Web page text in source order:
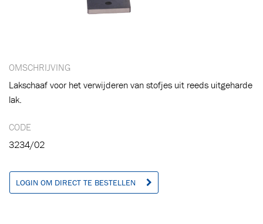
OMSCHRIJVING
Lakschaaf voor het verwijderen van stofjes uit reeds uitgeharde
lak.
CODE
3234/02
LOGIN OM DIRECT TE BESTELLEN
Toegevoegd aan winkelwagen